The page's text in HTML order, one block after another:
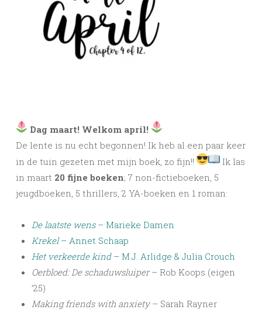
Dag maart! Welkom april!
De lente is nu echt begonnen! Ik heb al een paar keer
in de tuin gezeten met mijn boek, zo fijn!!
Ik las
in maart 20 fijne boeken; 7 non-fictieboeken, 5
jeugdboeken, 5 thrillers, 2 YA-boeken en 1 roman:
De laatste wens– Marieke Damen
Krekel– Annet Schaap
Het verkeerde kind– M.J. Arlidge & Julia Crouch
Oerbloed: De schaduwsluiper– Rob Koops (eigen
’25)
Making friends with anxiety– Sarah Rayner